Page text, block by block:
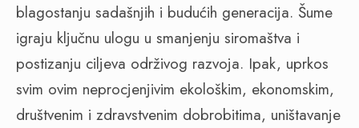
blagostanju sadašnjih i budućih generacija. Šume
igraju ključnu ulogu u smanjenju siromaštva i
postizanju ciljeva održivog razvoja. Ipak, uprkos
svim ovim neprocjenjivim ekološkim, ekonomskim,
društvenim i zdravstvenim dobrobitima, uništavanje